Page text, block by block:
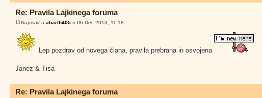
Re: Pravila Lajkinega foruma
Napisal/-a abarth405 » 06 Dec 2013, 11:18
Lep pozdrav od novega člana, pravila prebrana in osvojena
Janez & Tisa
Re: Pravila Lajkinega foruma